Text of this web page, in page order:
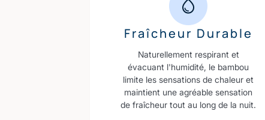
Fraîcheur Durable
Naturellement respirant et
évacuant l'humidité, le bambou
limite les sensations de chaleur et
maintient une agréable sensation
de fraîcheur tout au long de la nuit.